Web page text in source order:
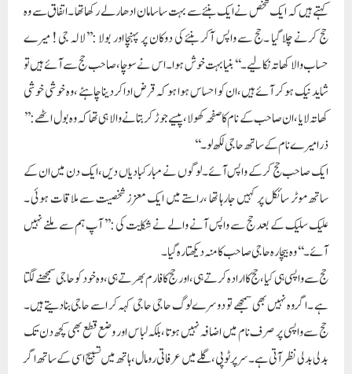
کہتے ہیں کہ ایک شخص نے ایک بنئے سے بہت سا سامان ادھار لے رکھا تھا ۔اتفاق سے وہ
حج کرنے چلا گیا ۔حج سے واپس آکر بنئے کی دوکان پر پہنچا اور بولا :’’لالہ جی ! میرے
حساب والا کھاتہ نکالیے ۔‘‘ بنیا بہت خوش ہوا ۔اس نے سوچا ،صاحب حج سے آئے ہیں تو
شاید نیک ہوکر آئے ہیں ،ان کو احساس ہوا ہو کہ قرض ادا کردینا چاہئے ،وہ خوشی خوشی
کھاتہ لایا ،ان صاحب کے نام کاصفحہ کھولا ،پیسے جوڑ کر بتانے والا ہی تھا کہ وہ بول اٹھے :’’
ذرا میرے نام کے ساتھ حاجی لکھ لو۔‘‘
ایک صاحب حج کرکے واپس آئے۔لوگوں نے مبارکبادیاں دیں ،ایک دن میں ان کے
ساتھ موٹر سائکل پر کہیں جارہا تھا ،راستے میں ایک معزز شخصیت سے ملاقات ہوئی ۔
علیک سلیک کے بعد حج سے واپس آنے والے نے شکایت کی :’’ آپ ہم سے ملنے نہیں
آئے ۔‘‘ وہ بیچارہ حاجی صاحب کا منہ دیکھتا رہ گیا ۔
حج سے واپسی ہی کیا ،حج کا ارادہ کرتے ہی ،اور حج کا فارم بھرتے ہی ،وہ خود کو حاجی سمجھنے لگتا
ہے ۔اگر وہ نہیں بھی سمجھے تو دوسرے لوگ حاجی حاجی کہہ کر اسے حاجی بنادیتے ہیں۔
حج سے واپسی پر صرف نام میں اضافہ نہیں ہوتا ،بلکہ لباس اور وضع قطع بھی کچھ دن تک
بدلی بدلی نظر آتی ہے ۔سرپر ٹوپی ،گلے میں عرفاتی رومال ،ہاتھ میں تسبیح اسی کے ساتھ اگر